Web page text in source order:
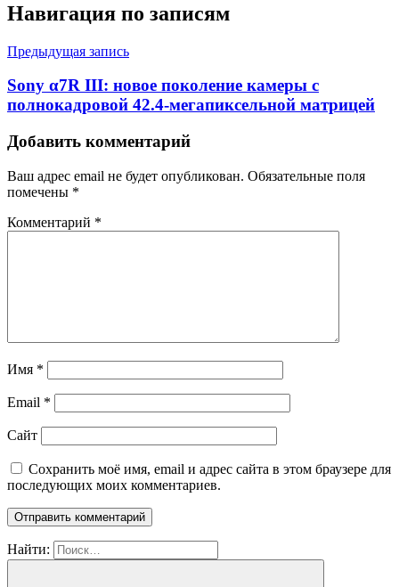
Навигация по записям
Предыдущая запись
Sony α7R III: новое поколение камеры с
полнокадровой 42.4-мегапиксельной матрицей
Добавить комментарий
Ваш адрес email не будет опубликован. Обязательные поля
помечены *
Комментарий *
Имя *
Email *
Сайт
Сохранить моё имя, email и адрес сайта в этом браузере для
последующих моих комментариев.
Найти: